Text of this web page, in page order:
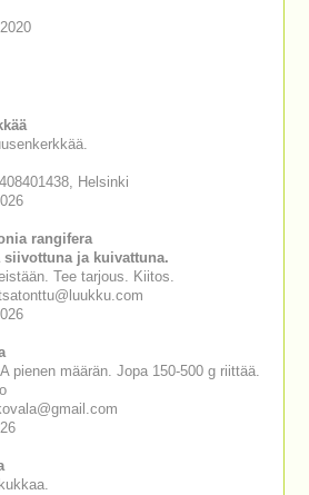
Helsinki
rangifera
siivottuna ja kuivattuna.
Tee tarjous. Kiitos.
pienen määrän. Jopa 150-500 g riittää.